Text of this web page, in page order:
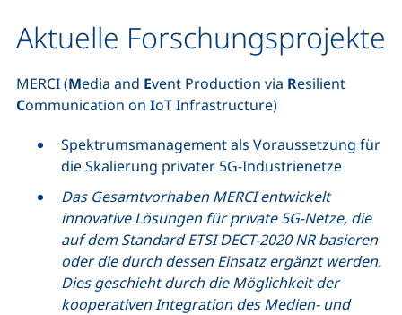
Aktuelle Forschungsprojekte
MERCI (Media and Event Production via Resilient
Communication on IoT Infrastructure)
Spektrumsmanagement als Voraussetzung für
die Skalierung privater 5G-Industrienetze
Das Gesamtvorhaben MERCI entwickelt
innovative Lösungen für private 5G-Netze, die
auf dem Standard ETSI DECT-2020 NR basieren
oder die durch dessen Einsatz ergänzt werden.
Dies geschieht durch die Möglichkeit der
kooperativen Integration des Medien- und